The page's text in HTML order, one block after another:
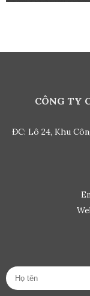
CÔNG TY
ĐC: Lô 24, Khu